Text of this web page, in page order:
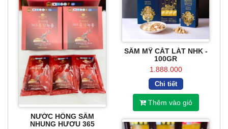
SÂM MỸ CẮT LÁT NHK -
100GR
1.888.000
Chi tiết
Thêm vào giỏ
NƯỚC HỒNG SÂM
NHUNG HƯƠU 365